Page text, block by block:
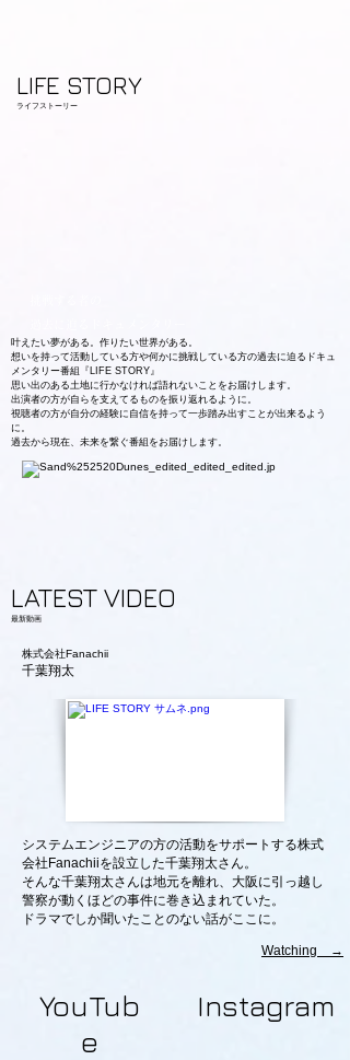
LIFE STORY
​ライフストーリー
叶えたい夢がある。作りたい世界がある。
想いを持って活動している方や何かに挑戦している方の過去に迫るドキュ
メンタリー番組『LIFE STORY』
思い出のある土地に行かなければ語れないことをお届けします。
出演者の方が自らを支えてるものを振り返れるように。
視聴者の方が自分の経験に自信を持って一歩踏み出すことが出来るよう
に。
​過去から現在、未来を繋ぐ番組をお届けします。
LATEST VIDEO
最新動画
​株式会社Fanachii
千葉翔太
システムエンジニアの方の活動をサポートする株式
会社Fanachiiを設立した千葉翔太さん。
そんな千葉翔太さんは地元を離れ、大阪に引っ越し
警察が動くほどの事件に巻き込まれていた。
ドラマでしか聞いたことのない話がここに。
Watching →
YouTub
e
Instagram